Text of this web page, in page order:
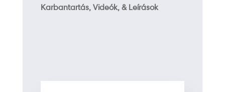
Karbantartás, Videók, & Leírások